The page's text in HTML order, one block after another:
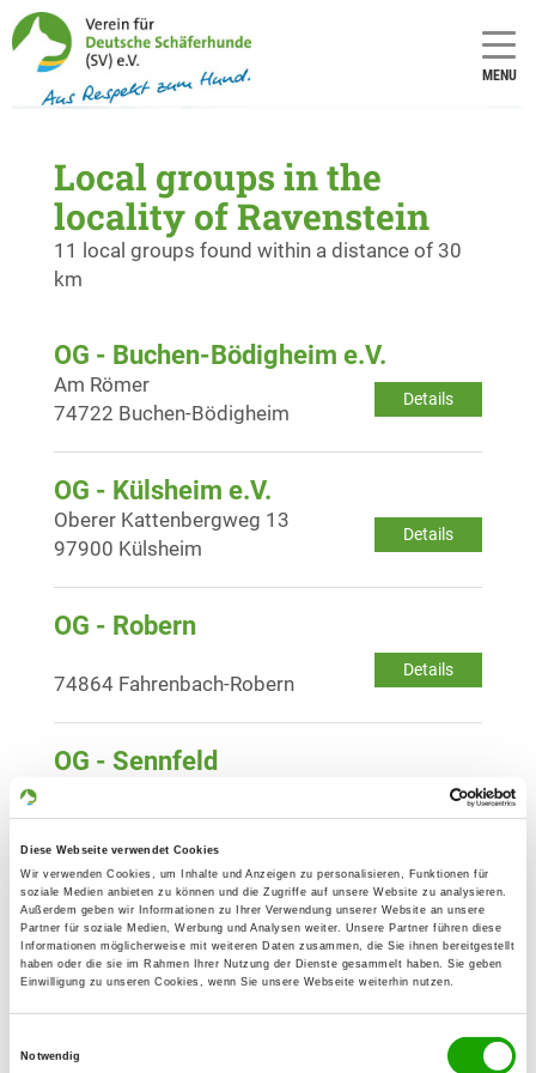
Diese Webseite verwendet Cookies
Wir verwenden Cookies, um Inhalte und Anzeigen zu personalisieren, Funktionen für
soziale Medien anbieten zu können und die Zugriffe auf unsere Website zu analysieren.
Außerdem geben wir Informationen zu Ihrer Verwendung unserer Website an unsere
Partner für soziale Medien, Werbung und Analysen weiter. Unsere Partner führen diese
Informationen möglicherweise mit weiteren Daten zusammen, die Sie ihnen bereitgestellt
haben oder die sie im Rahmen Ihrer Nutzung der Dienste gesammelt haben. Sie geben
Einwilligung zu unseren Cookies, wenn Sie unsere Webseite weiterhin nutzen.
Notwendig
MENU
Local groups in the
locality of Ravenstein
11 local groups found within a distance of 30
km
OG - Buchen-Bödigheim e.V.
Details
Am Römer
74722 Buchen-Bödigheim
OG - Külsheim e.V.
Details
Oberer Kattenbergweg 13
97900 Külsheim
OG - Robern
Details
74864 Fahrenbach-Robern
OG - Sennfeld
Details
74740 Adelsheim-Sennfeld
OG - Taubertal, Sitz Unterbalbach
Details
Am Vogelsberg 11
97922 Lauda-Kgh-Unterbalbach
Am Höpfinger Wäldchen